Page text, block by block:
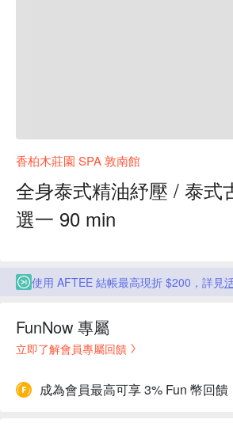
香柏木莊園 SPA 敦南館
全身泰式精油紓壓 / 泰式
選一 90 min
使用 AFTEE 結帳最高現折 $200，詳見
FunNow 專屬
立即了解會員專屬回饋
成為會員最高可享 3% Fun 幣回饋